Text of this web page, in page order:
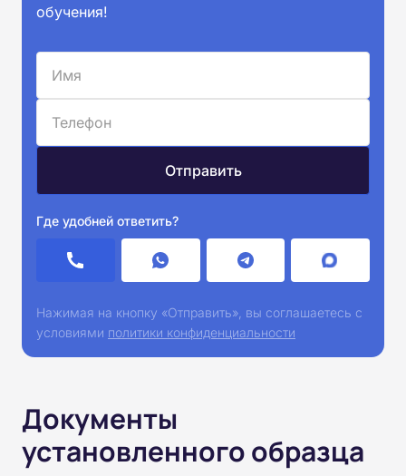
обучения!
Где удобней ответить?
Нажимая на кнопку «Отправить», вы соглашаетесь с
условиями политики конфиденциальности
Документы
установленного образца